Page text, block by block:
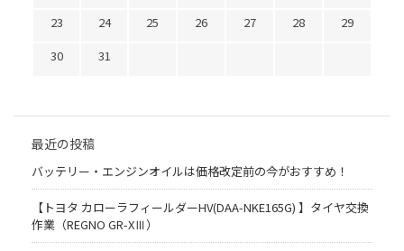
23
24 25 26 27 28
29
30
31
最近の投稿
バッテリー・エンジンオイルは価格改定前の今がおすすめ！
【トヨタ カローラフィールダーHV(DAA-NKE165G) 】タイヤ交換
作業（REGNO GR-XⅢ）